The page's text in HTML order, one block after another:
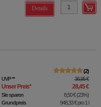
Details
2
UVP** 36,95 €
Unser Preis* 28,45 €
Sie sparen 8,50 €(23%)
Grundpreis
948,33 €pro 1 l